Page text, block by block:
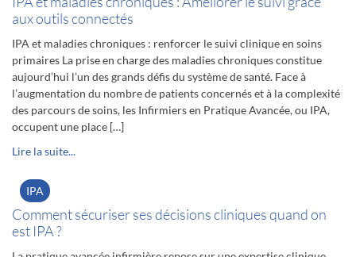
aux outils connectés
IPA et maladies chroniques : renforcer le suivi clinique en soins
primaires La prise en charge des maladies chroniques constitue
aujourd’hui l’un des grands défis du système de santé. Face à
l’augmentation du nombre de patients concernés et à la complexité
des parcours de soins, les Infirmiers en Pratique Avancée, ou IPA,
occupent une place […]
Lire la suite...
IPA
Comment sécuriser ses décisions cliniques quand on
est IPA ?